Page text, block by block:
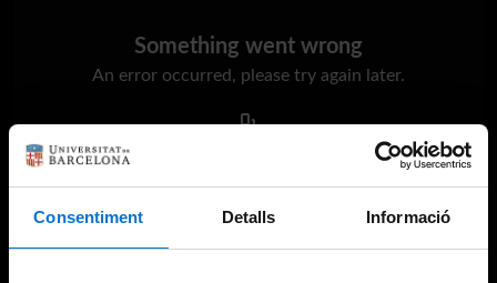
Consentiment Detalls Informació
Something went wrong
An error occurred, please try again later.